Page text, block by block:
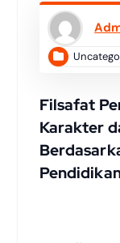
Filsafat
Karakter